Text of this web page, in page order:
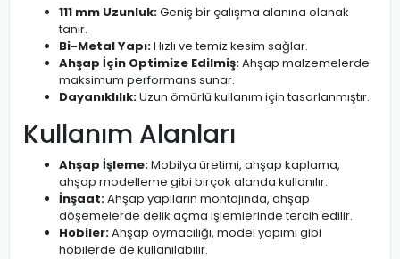
111 mm Uzunluk:Geniş bir çalışma alanına olanak
tanır.
Bi-Metal Yapı:Hızlı ve temiz kesim sağlar.
Ahşap İçin Optimize Edilmiş:Ahşap malzemelerde
maksimum performans sunar.
Dayanıklılık:Uzun ömürlü kullanım için tasarlanmıştır.
Kullanım Alanları
Ahşap İşleme:Mobilya üretimi, ahşap kaplama,
ahşap modelleme gibi birçok alanda kullanılır.
İnşaat:Ahşap yapıların montajında, ahşap
döşemelerde delik açma işlemlerinde tercih edilir.
Hobiler:Ahşap oymacılığı, model yapımı gibi
hobilerde de kullanılabilir.